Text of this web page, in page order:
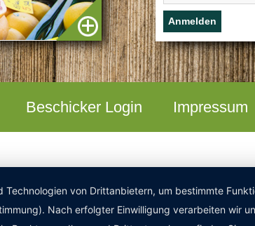
Beschicker Login Impressum
von Drittanbietern, um bestimmte
Nach erfolgter Einwilligung verarbeiten wir